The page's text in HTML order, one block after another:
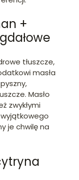
+
tłuszcze,
masła
Masło
zwykłymi
je chwilę na